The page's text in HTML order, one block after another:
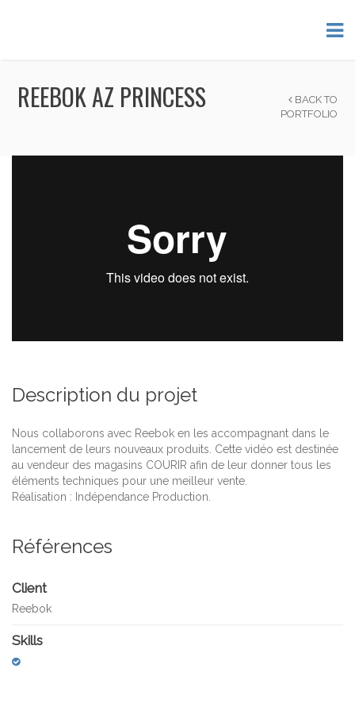
REEBOK AZ PRINCESS
BACK TO
PORTFOLIO
Description du projet
Nous collaborons avec Reebok en les accompagnant dans le
lancement de leurs nouveaux produits. Cette vidéo est destinée
au vendeur des magasins COURIR afin de leur donner tous les
éléments techniques pour une meilleur vente.
Réalisation : Indépendance Production.
Références
Client
Reebok
Skills